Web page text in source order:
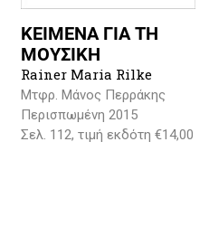
ΚΕΙΜΕΝΑ ΓΙΑ ΤΗ
ΜΟΥΣΙΚΗ
Rainer Maria Rilke
Μτφρ. Μάνος Περράκης
Περισπωμένη 2015
Σελ. 112, τιμή εκδότη €14,00